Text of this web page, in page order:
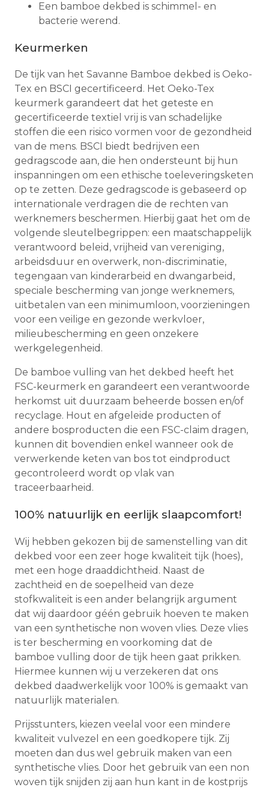
Een bamboe dekbed is schimmel- en
bacterie werend.
Keurmerken
De tijk van het Savanne Bamboe dekbed is Oeko-
Tex en BSCI gecertificeerd. Het Oeko-Tex
keurmerk garandeert dat het geteste en
gecertificeerde textiel vrij is van schadelijke
stoffen die een risico vormen voor de gezondheid
van de mens. BSCI biedt bedrijven een
gedragscode aan, die hen ondersteunt bij hun
inspanningen om een ethische toeleveringsketen
op te zetten. Deze gedragscode is gebaseerd op
internationale verdragen die de rechten van
werknemers beschermen. Hierbij gaat het om de
volgende sleutelbegrippen: een maatschappelijk
verantwoord beleid, vrijheid van vereniging,
arbeidsduur en overwerk, non-discriminatie,
tegengaan van kinderarbeid en dwangarbeid,
speciale bescherming van jonge werknemers,
uitbetalen van een minimumloon, voorzieningen
voor een veilige en gezonde werkvloer,
milieubescherming en geen onzekere
werkgelegenheid.
De bamboe vulling van het dekbed heeft het
FSC-keurmerk en garandeert een verantwoorde
herkomst uit duurzaam beheerde bossen en/of
recyclage. Hout en afgeleide producten of
andere bosproducten die een FSC-claim dragen,
kunnen dit bovendien enkel wanneer ook de
verwerkende keten van bos tot eindproduct
gecontroleerd wordt op vlak van
traceerbaarheid.
100% natuurlijk en eerlijk slaapcomfort!
Wij hebben gekozen bij de samenstelling van dit
dekbed voor een zeer hoge kwaliteit tijk (hoes),
met een hoge draaddichtheid. Naast de
zachtheid en de soepelheid van deze
stofkwaliteit is een ander belangrijk argument
dat wij daardoor géén gebruik hoeven te maken
van een synthetische non woven vlies. Deze vlies
is ter bescherming en voorkoming dat de
bamboe vulling door de tijk heen gaat prikken.
Hiermee kunnen wij u verzekeren dat ons
dekbed daadwerkelijk voor 100% is gemaakt van
natuurlijk materialen.
Prijsstunters, kiezen veelal voor een mindere
kwaliteit vulvezel en een goedkopere tijk. Zij
moeten dan dus wel gebruik maken van een
synthetische vlies. Door het gebruik van een non
woven tijk snijden zij aan hun kant in de kostprijs